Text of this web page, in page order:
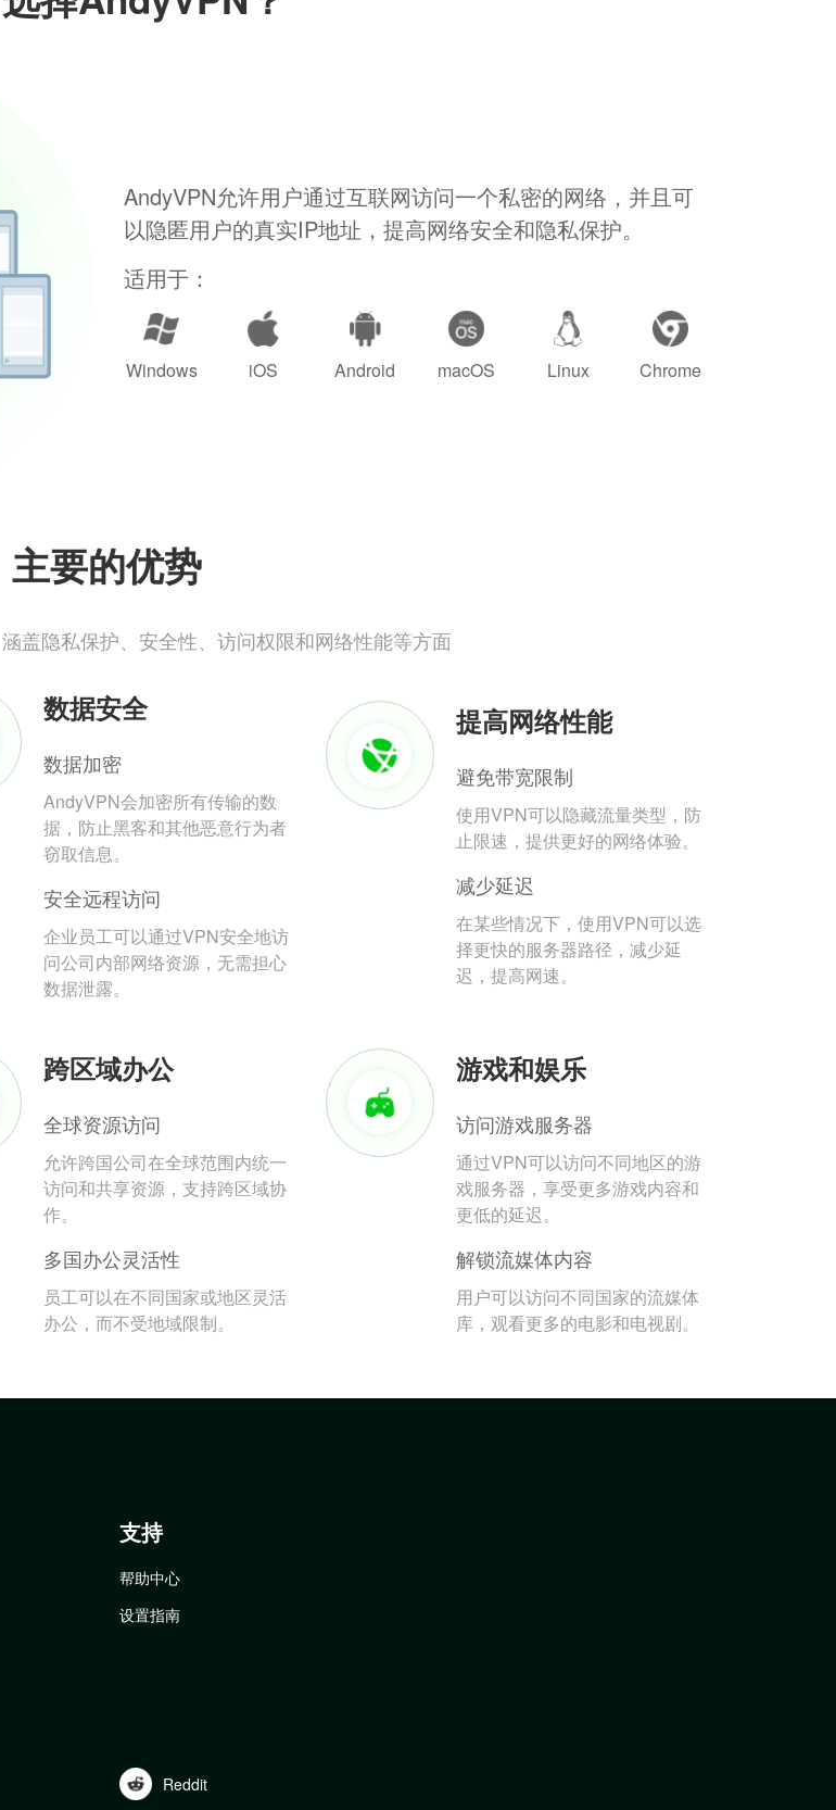
AndyVPN允许用户通过互联网访问一个私密的网络，并且可
以隐匿用户的真实IP地址，提高网络安全和隐私保护。
适用于：
Windows iOS Android macOS Linux Chrome
主要的优势
盖隐私保护、安全性、访问权限和网络性能等方面
数据安全
数据加密
AndyVPN会加密所有传输的数
据，防止黑客和其他恶意行为者
窃取信息。
安全远程访问
企业员工可以通过VPN安全地访
问公司内部网络资源，无需担心
数据泄露。
提高网络性能
避免带宽限制
使用VPN可以隐藏流量类型，防
止限速，提供更好的网络体验。
减少延迟
在某些情况下，使用VPN可以选
择更快的服务器路径，减少延
迟，提高网速。
跨区域办公
全球资源访问
允许跨国公司在全球范围内统一
访问和共享资源，支持跨区域协
作。
多国办公灵活性
员工可以在不同国家或地区灵活
办公，而不受地域限制。
游戏和娱乐
访问游戏服务器
通过VPN可以访问不同地区的游
戏服务器，享受更多游戏内容和
更低的延迟。
解锁流媒体内容
用户可以访问不同国家的流媒体
库，观看更多的电影和电视剧。
支持
帮助中心
设置指南
Reddit